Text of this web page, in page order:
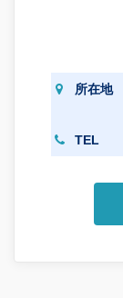
所在地
TEL